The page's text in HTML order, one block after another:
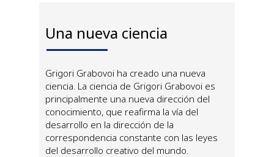
Grigori Grabovoi ha creado una nueva
ciencia. La ciencia de Grigori Grabovoi es
principalmente una nueva dirección del
conocimiento, que reafirma la vía del
desarrollo en la dirección de la
correspondencia constante con las leyes
del desarrollo creativo del mundo.
Una nueva ciencia